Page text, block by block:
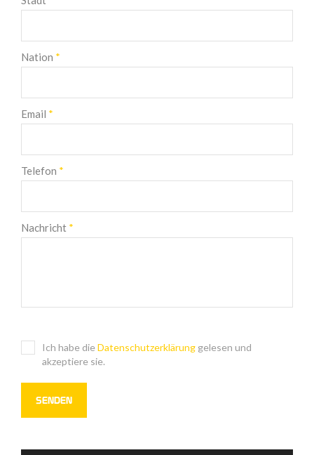
Nation *
Email *
Telefon *
Nachricht *
Ich habe die Datenschutzerklärung gelesen und
akzeptiere sie.